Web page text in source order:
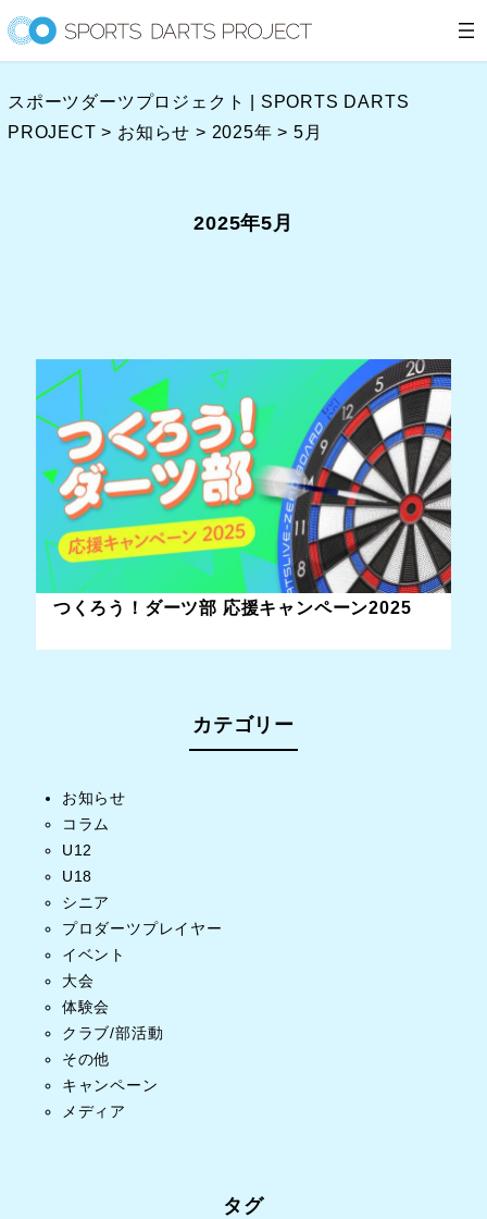
内
容
ス
キ
スポーツダーツプロジェクト | SPORTS DARTS
PROJECT > お知らせ > 2025年 >5月
2025年5月
つくろう！ダーツ部 応援キャンペーン2025
カテゴリー
お知らせ
コラム
U12
U18
シニア
プロダーツプレイヤー
イベント
大会
体験会
クラブ/部活動
その他
キャンペーン
メディア
タグ